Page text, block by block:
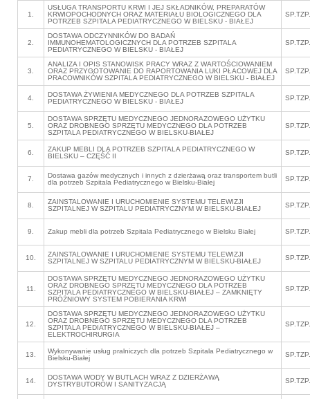
1.
USŁUGA TRANSPORTU KRWI I JEJ SKŁADNIKÓW, PREPARATÓW
KRWIOPOCHODNYCH ORAZ MATERIAŁU BIOLOGICZNEGO DLA
POTRZEB SZPITALA PEDIATRYCZNEGO W BIELSKU - BIAŁEJ
2.
DOSTAWA ODCZYNNIKÓW DO BADAŃ
IMMUNOHEMATOLOGICZNYCH DLA POTRZEB SZPITALA
PEDIATRYCZNEGO W BIELSKU - BIAŁEJ
3.
ANALIZA I OPIS STANOWISK PRACY WRAZ Z WARTOŚCIOWANIEM
ORAZ PRZYGOTOWANIE DO RAPORTOWANIA LUKI PŁACOWEJ DLA
PRACOWNIKÓW SZPITALA PEDIATRYCZNEGO W BIELSKU - BIAŁEJ
4.
DOSTAWA ŻYWIENIA MEDYCZNEGO DLA POTRZEB SZPITALA
PEDIATRYCZNEGO W BIELSKU - BIAŁEJ
5.
DOSTAWA SPRZĘTU MEDYCZNEGO JEDNORAZOWEGO UŻYTKU
ORAZ DROBNEGO SPRZĘTU MEDYCZNEGO DLA POTRZEB
SZPITALA PEDIATRYCZNEGO W BIELSKU-BIAŁEJ
6.
ZAKUP MEBLI DLA POTRZEB SZPITALA PEDIATRYCZNEGO W
BIELSKU – CZĘŚĆ II
7.
Dostawa gazów medycznych i innych z dzierżawą oraz transportem butli
dla potrzeb Szpitala Pediatrycznego w Bielsku-Białej
8.
ZAINSTALOWANIE I URUCHOMIENIE SYSTEMU TELEWIZJI
SZPITALNEJ W SZPITALU PEDIATRYCZNYM W BIELSKU-BIAŁEJ
9. Zakup mebli dla potrzeb Szpitala Pediatrycznego w Bielsku Białej
10.
ZAINSTALOWANIE I URUCHOMIENIE SYSTEMU TELEWIZJI
SZPITALNEJ W SZPITALU PEDIATRYCZNYM W BIELSKU-BIAŁEJ
11.
DOSTAWA SPRZĘTU MEDYCZNEGO JEDNORAZOWEGO UŻYTKU
ORAZ DROBNEGO SPRZĘTU MEDYCZNEGO DLA POTRZEB
SZPITALA PEDIATRYCZNEGO W BIELSKU-BIAŁEJ – ZAMKNIĘTY
PRÓŻNIOWY SYSTEM POBIERANIA KRWI
12.
DOSTAWA SPRZĘTU MEDYCZNEGO JEDNORAZOWEGO UŻYTKU
ORAZ DROBNEGO SPRZĘTU MEDYCZNEGO DLA POTRZEB
SZPITALA PEDIATRYCZNEGO W BIELSKU-BIAŁEJ –
ELEKTROCHIRURGIA
13.
Wykonywanie usług pralniczych dla potrzeb Szpitala Pediatrycznego w
Bielsku-Białej
14.
DOSTAWA WODY W BUTLACH WRAZ Z DZIERŻAWĄ
DYSTRYBUTORÓW I SANITYZACJĄ